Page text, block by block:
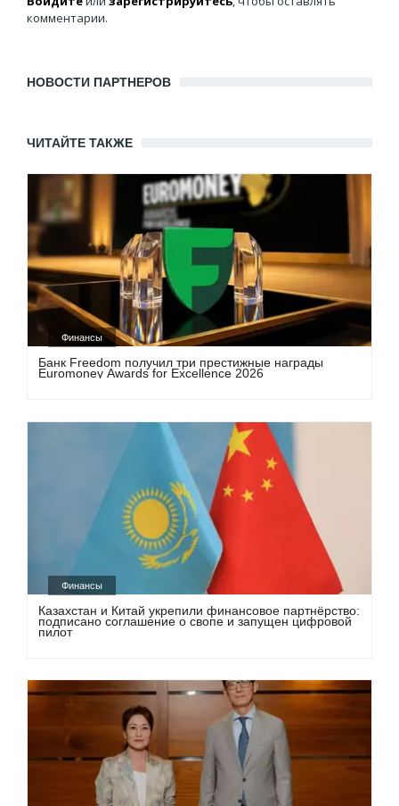
комментарии.
НОВОСТИ ПАРТНЕРОВ
ЧИТАЙТЕ ТАКЖЕ
Финансы
Банк Freedom получил три престижные награды
Euromoney Awards for Excellence 2026
Финансы
Казахстан и Китай укрепили финансовое партнёрство:
подписано соглашение о свопе и запущен цифровой
пилот